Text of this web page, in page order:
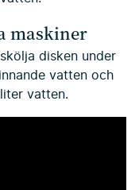
maskiner
disken under
vatten och
vatten.